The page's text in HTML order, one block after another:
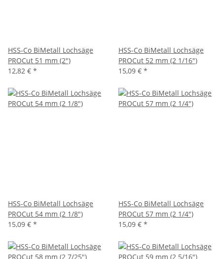
HSS-Co BiMetall Lochsäge
PROCut 51 mm (2")
12,82 € *
HSS-Co BiMetall Lochsäge
PROCut 52 mm (2 1/16")
15,09 € *
HSS-Co BiMetall Lochsäge
PROCut 54 mm (2 1/8")
15,09 € *
HSS-Co BiMetall Lochsäge
PROCut 57 mm (2 1/4")
15,09 € *